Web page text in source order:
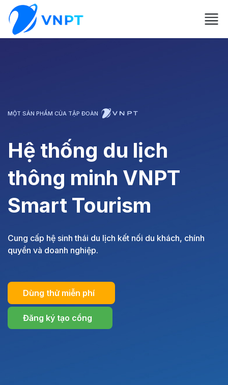
MỘT SẢN PHẨM CỦA TẬP ĐOÀN
Hệ thống du lịch
thông minh VNPT
Smart Tourism
Cung cấp hệ sinh thái du lịch kết nối du khách, chính
quyền và doanh nghiệp.
Dùng thử miễn phí
Đăng ký tạo cổng